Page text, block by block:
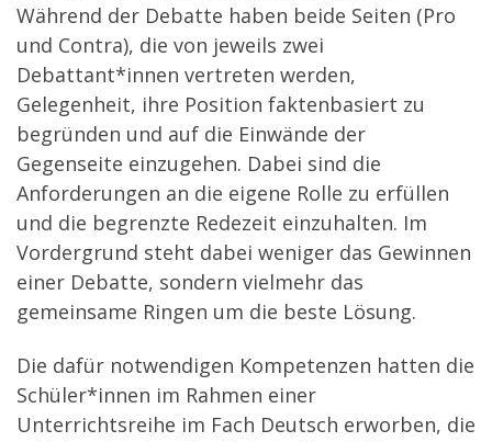
Während der Debatte haben beide Seiten (Pro
und Contra), die von jeweils zwei
Debattant*innen vertreten werden,
Gelegenheit, ihre Position faktenbasiert zu
begründen und auf die Einwände der
Gegenseite einzugehen. Dabei sind die
Anforderungen an die eigene Rolle zu erfüllen
und die begrenzte Redezeit einzuhalten. Im
Vordergrund steht dabei weniger das Gewinnen
einer Debatte, sondern vielmehr das
gemeinsame Ringen um die beste Lösung.
Die dafür notwendigen Kompetenzen hatten die
Schüler*innen im Rahmen einer
Unterrichtsreihe im Fach Deutsch erworben, die